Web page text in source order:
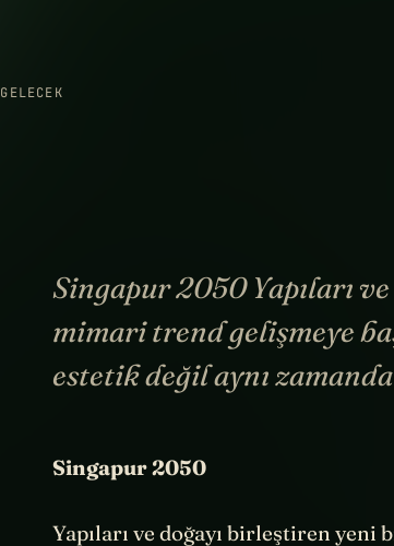
GELECEK
Singapur 2050 Yapıları
mimari trend gelişmeye
estetik değil aynı
Singapur 2050
Yapıları ve doğayı birleştiren